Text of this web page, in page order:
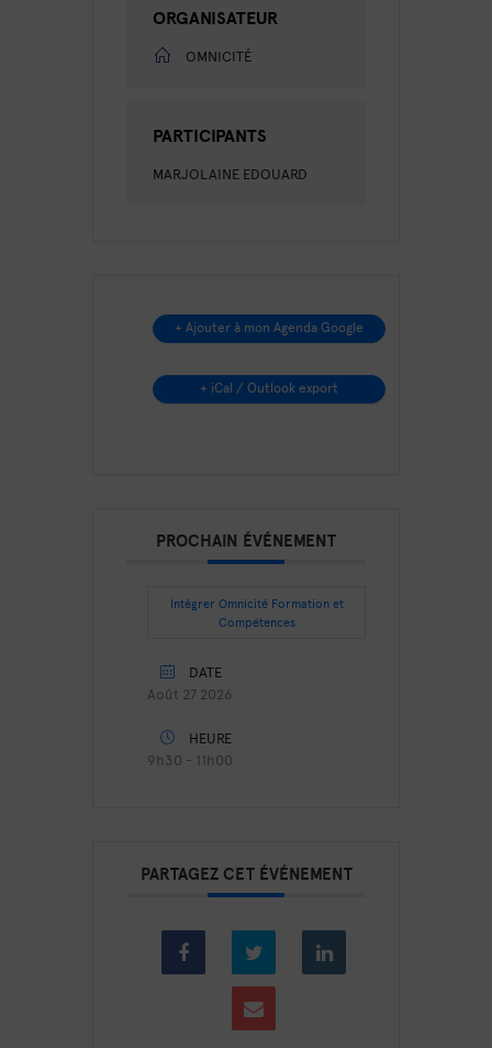
ORGANISATEUR
OMNICITÉ
PARTICIPANTS
MARJOLAINE EDOUARD
+ Ajouter à mon Agenda Google
+ iCal / Outlook export
PROCHAIN ÉVÉNEMENT
Intégrer Omnicité Formation et
Compétences
DATE
Août 27 2026
HEURE
9h30 - 11h00
PARTAGEZ CET ÉVÉNEMENT